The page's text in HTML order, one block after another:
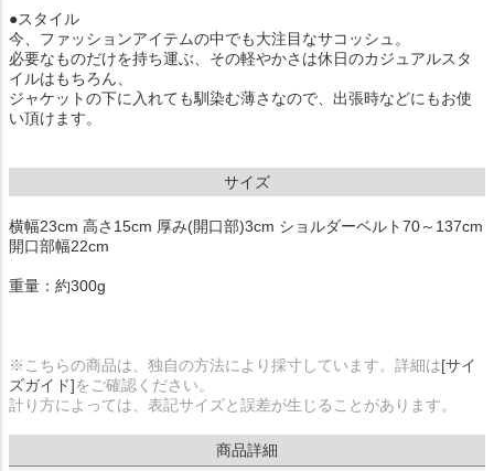
●スタイル
今、ファッションアイテムの中でも大注目なサコッシュ。
必要なものだけを持ち運ぶ、その軽やかさは休日のカジュアルスタ
イルはもちろん、
ジャケットの下に入れても馴染む薄さなので、出張時などにもお使
い頂けます。
サイズ
横幅23cm 高さ15cm 厚み(開口部)3cm ショルダーベルト70～137cm
開口部幅22cm
重量：約300g
※こちらの商品は、独自の方法により採寸しています。詳細は[サイ
ズガイド]をご確認ください。
計り方によっては、表記サイズと誤差が生じることがあります。
商品詳細